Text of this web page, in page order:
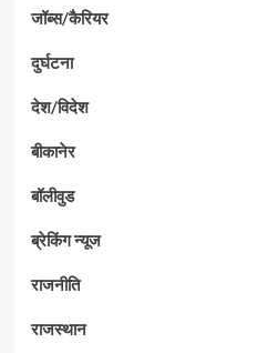
जॉब्स/कैरियर
दुर्घटना
देश/विदेश
बीकानेर
बॉलीवुड
ब्रेकिंग न्यूज
राजनीति
राजस्थान